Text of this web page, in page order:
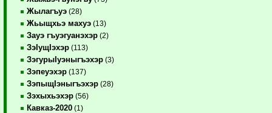
Жылагъуэ (28)
Жьыщхьэ махуэ (13)
Зауэ гъуэгуанэхэр (2)
ЗэIущIэхэр (113)
ЗэгурыIуэныгъэхэр (3)
Зэпеуэхэр (137)
ЗэпыщIэныгъэхэр (28)
Зэхыхьэхэр (56)
Кавказ-2020 (1)